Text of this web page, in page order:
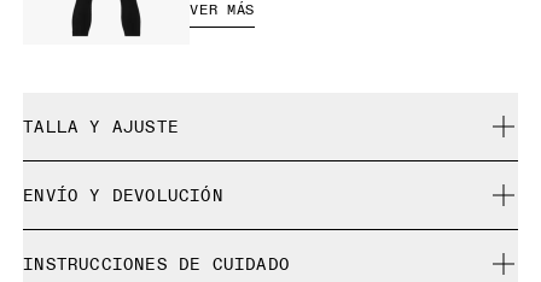
VER MÁS
TALLA Y AJUSTE
Laura mide 1,75 m y lleva una talla S
ENVÍO Y DEVOLUCIÓN
30 días para la devolución gratuita
INSTRUCCIONES DE CUIDADO